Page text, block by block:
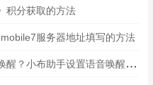
积分获取的方法
服务器地址填写的方法
小布智能语音助手如何设置语音唤醒？小布助手设置语音唤醒的方法